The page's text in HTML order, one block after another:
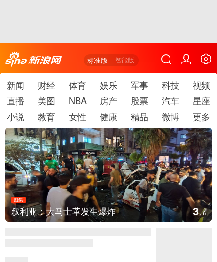
标准版 智能版
新闻 财经 体育 娱乐 军事 科技
视频
直播
美图 NBA 房产 股票 汽车
星座
小说
教育 女性 健康 精品 微博 更多
图集
叙利亚：大马士革发生爆炸 3/6